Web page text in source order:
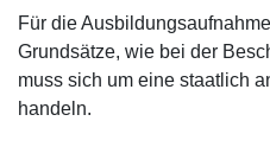
Für die
Grundsätze, wie bei der
muss sich um eine staatlich
handeln.